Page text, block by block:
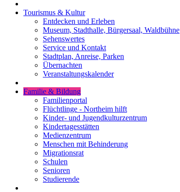
Tourismus & Kultur
Entdecken und Erleben
Museum, Stadthalle, Bürgersaal, Waldbühne
Sehenswertes
Service und Kontakt
Stadtplan, Anreise, Parken
Übernachten
Veranstaltungskalender
Familie & Bildung
Familienportal
Flüchtlinge - Northeim hilft
Kinder- und Jugendkulturzentrum
Kindertagesstätten
Medienzentrum
Menschen mit Behinderung
Migrationsrat
Schulen
Senioren
Studierende